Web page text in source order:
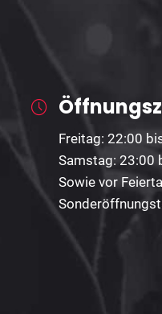
Freitag: 22:00
Samstag: 23:00
Sowie vor